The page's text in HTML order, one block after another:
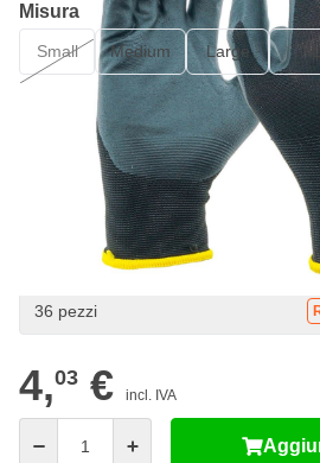
Misura
Small Medium Large XL
Scegli un numero
36 pezzi
4,03 € incl. IVA